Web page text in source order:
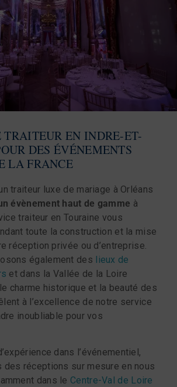
TRAITEUR EN INDRE-ET-
DES ÉVÉNEMENTS
LA FRANCE
traiteur luxe de mariage à Orléans
évènement haut de gamme à
traiteur en Touraine vous
toute la construction et la mise
réception privée ou d’entreprise.
également des lieux de
et dans la Vallée de la Loire
charme historique et la beauté des
à l’excellence de notre service
inoubliable pour vos
dans l’événementiel,
des réceptions sur mesure en nous
dans le Centre-Val de Loire